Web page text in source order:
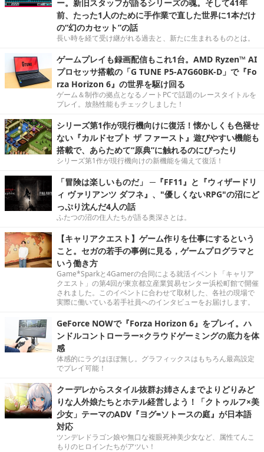
ー。新旧スタッフが語るシリーズの魂。そして41年
前、たった1人のために手作業で直した世界に1本だけ
の“幻のカセット”の話
長い時を経て受け継がれる過去と、新たに生まれるものとは。
ゲームプレイも録画配信もこれ1台。AMD Ryzen™ AI
プロセッサ搭載の「G TUNE P5-A7G60BK-D」で『Fo
rza Horizon 6』の世界を駆け回る
ゲーム＆制作の拠点となるノートPCで話題のレースタイトルを
プレイ。放熱性能もチェックしました！
シリーズ第1作が現行機向けに復活！懐かしくも色褪せ
ない『カルドセプト ザ ファースト』遊びやすい機能も
搭載で、あらためて“原典”に触れるのにぴったり
シリーズ第1作が現行機向けの新機能を備えて復活！
「冒険は楽しいものだ」 ─『FF11』と『ウィザードリ
ィ ヴァリアンツ ダフネ』、"優しくないRPG"の沼にど
っぷり沈んだ4人の話
ふたつの沼の住人たちが語る奥深さとは。
【キャリアクエスト】ゲーム作りを仕事にするという
こと。セガの若手の事例に見る，ゲームプログラマと
いう働き方
Game*Sparkと4Gamerの合同による就活イベント「キャリア
クエスト」の第4回が東京都立産業貿易センター浜松町館で開催
されました。このイベントに合わせて取材した、各社の現場で
実際に働いている若手社員へのインタビューをお届けします。
GeForce NOWで『Forza Horizon 6』をプレイ。ハ
ンドルコントローラー×クラウドゲーミングの底力を体
感
体感的にラグはほぼ無し。グラフィックスはもちろん最高設定
でプレイ可能！
クーデレからスタイル抜群お姉さんまでよりどりみど
りな人外娘たちとホテル経営しよう！「クトゥルフ×美
少女」テーマのADV『ヨグ=ソトースの庭』が日本語
対応
ツンデレドラゴン娘や無口な複眼死神美少女など、属性てんこ
もりのヒロインたちがアツい！